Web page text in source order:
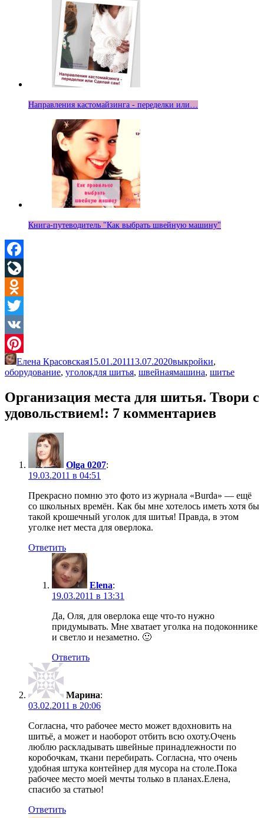
Направления кастомайзинга - переделки или…
Книга-путеводитель "Как выбрать швейную машину"
Facebook
LiveJournal
Odnoklassniki
Twitter
VK
Pinterest
Елена Красовская15.01.201113.07.2020выкройки,
оборудование, уголокдля шитья, швейнаямашина, шитье
Организация места для шитья. Твори с
удовольствием!: 7 комментариев
Olga 0207:
19.03.2011 в 04:51
Прекрасно помню это фото из журнала «Burda» — ещё
со школьных времён. Как бы мне хотелось иметь хотя бы
такой крошечный уголок для шитья! Правда, в этом
уголке нет места для оверлока.
Ответить
Elena:
19.03.2011 в 13:31
Да, Оля, для оверлока еще что-то нужно
придумывать. Мне хватает уголка на подоконнике
и светло и незаметно. 🙂
Ответить
Марина:
03.02.2011 в 20:06
Согласна, что рабочее место может вдохновить на
шитьё, а может и наоборот отбить всю охоту.Очень
люблю раскладывать швейные принадлежности по
коробочкам, ткани перебирать. Согласна, что очень
удобная штука контейнер для мусора на столе.Пока
рабочее место моей мечты только в планах.Елена,
спасибо за статью!
Ответить